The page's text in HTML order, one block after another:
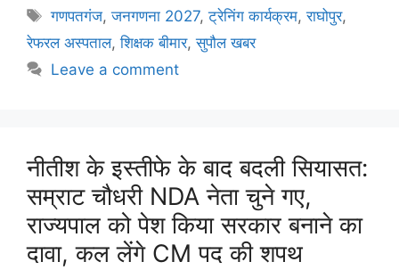
गणपतगंज,जनगणना 2027,ट्रेनिंग कार्यक्रम,राघोपुर,
रेफरल अस्पताल,शिक्षक बीमार,सुपौल खबर
Leave a comment
नीतीश के इस्तीफे के बाद बदली सियासत:
सम्राट चौधरी NDA नेता चुने गए,
राज्यपाल को पेश किया सरकार बनाने का
दावा, कल लेंगे CM पद की शपथ